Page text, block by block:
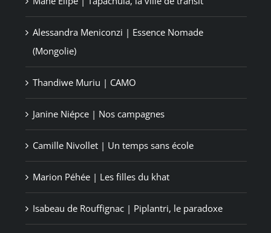
Alessandra Meniconzi | Essence Nomade
(Mongolie)
Thandiwe Muriu | CAMO
Janine Niépce | Nos campagnes
Camille Nivollet | Un temps sans école
Marion Péhée | Les filles du khat
Isabeau de Rouffignac | Piplantri, le paradoxe